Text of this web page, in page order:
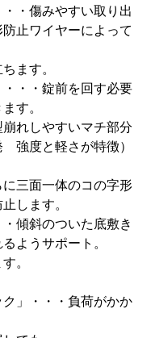
・傷みやすい取り出
止ワイヤーによって
ます。
・・錠前を回す必要
す。
れしやすいマチ部分
強度と軽さが特徴）
三面一体のコの字形
します。
傾斜のついた底敷き
ようサポート。
。
」・・・負荷がかか